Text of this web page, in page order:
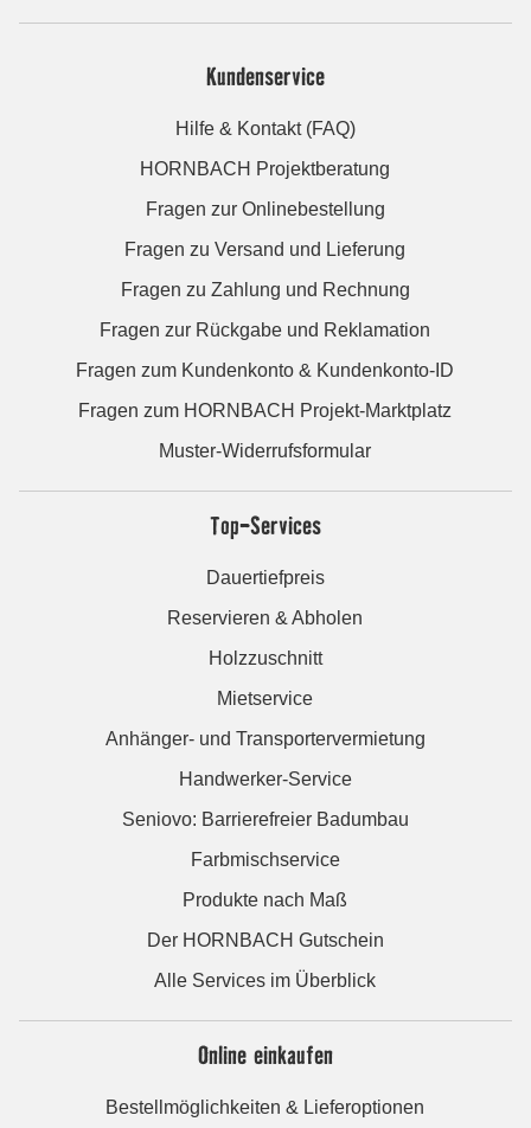
Kundenservice
Hilfe & Kontakt (FAQ)
HORNBACH Projektberatung
Fragen zur Onlinebestellung
Fragen zu Versand und Lieferung
Fragen zu Zahlung und Rechnung
Fragen zur Rückgabe und Reklamation
Fragen zum Kundenkonto & Kundenkonto-ID
Fragen zum HORNBACH Projekt-Marktplatz
Muster-Widerrufsformular
Top-Services
Dauertiefpreis
Reservieren & Abholen
Holzzuschnitt
Mietservice
Anhänger- und Transportervermietung
Handwerker-Service
Seniovo: Barrierefreier Badumbau
Farbmischservice
Produkte nach Maß
Der HORNBACH Gutschein
Alle Services im Überblick
Online einkaufen
Bestellmöglichkeiten & Lieferoptionen